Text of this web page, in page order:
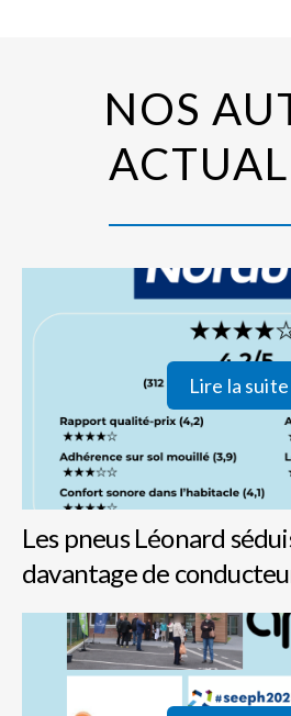
NOS
Lire la suite
Les pneus Léonard
davantage de